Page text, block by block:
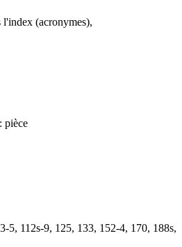
l'index (acronymes),
pièce
5, 112s-9, 125, 133, 152-4, 170, 188s,